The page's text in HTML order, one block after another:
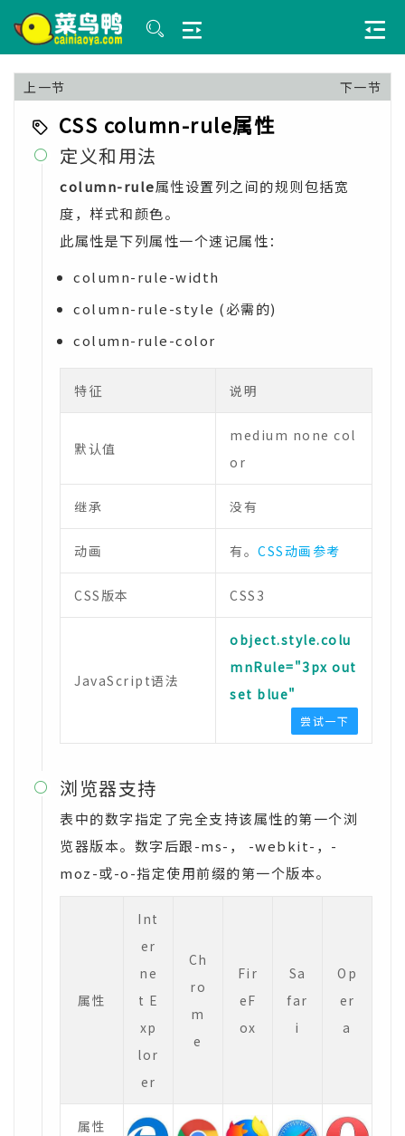
上一节 下一节
CSS column-rule属性
 定义和用法
column-rule属性设置列之间的规则包括宽
度，样式和颜色。
此属性是下列属性一个速记属性：
column-rule-width
column-rule-style (必需的)
column-rule-color
特征 说明
默认值
medium none col
or
继承 没有
动画 有。 CSS动画参考
CSS版本 CSS3
JavaScript语法
object.style.colu
mnRule="3px out
set blue"
尝试一下
 浏览器支持
表中的数字指定了完全支持该属性的第一个浏
览器版本。数字后跟-ms-， -webkit-，-
moz-或-o-指定使用前缀的第一个版本。
属性
Int
er
ne
t E
xp
lor
er
Ch
ro
m
e
Fir
eF
ox
Sa
far
i
Op
er
a
属性